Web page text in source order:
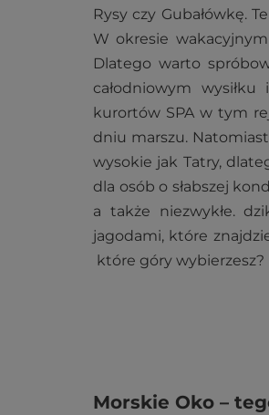
Rysy czy Gubałówkę.
W okresie
Dlatego warto
całodniowym
kurortów SPA w tym
dniu marszu.
wysokie jak Tatry,
dla osób o słabszej
a także niezwykłe.
jagodami, które
które góry wybierzesz?
Morskie Oko –